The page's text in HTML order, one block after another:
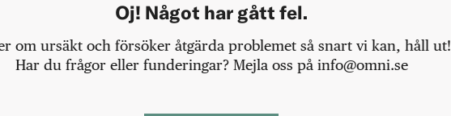
Oj! Något har gått fel.
om ursäkt och försöker åtgärda problemet så snart vi kan, håll ut!
Har du frågor eller funderingar? Mejla oss på info@omni.se